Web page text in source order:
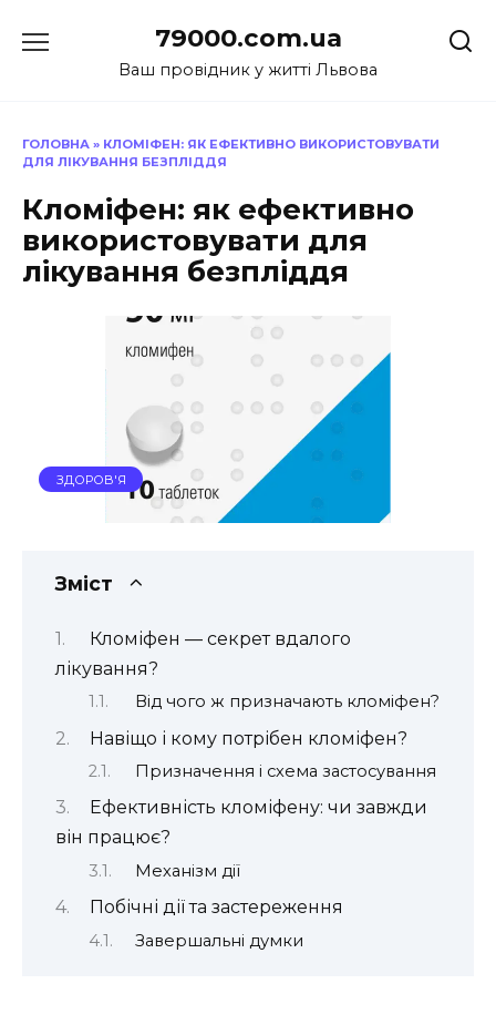
до
79000.com.ua
Ваш провідник у житті Львова
ГОЛОВНА » КЛОМІФЕН: ЯК ЕФЕКТИВНО ВИКОРИСТОВУВАТИ
ДЛЯ ЛІКУВАННЯ БЕЗПЛІДДЯ
Кломіфен: як ефективно
використовувати для
лікування безпліддя
ЗДОРОВ'Я
Зміст
Кломіфен — секрет вдалого
лікування?
Від чого ж призначають кломіфен?
Навіщо і кому потрібен кломіфен?
Призначення і схема застосування
Ефективність кломіфену: чи завжди
він працює?
Механізм дії
Побічні дії та застереження
Завершальні думки